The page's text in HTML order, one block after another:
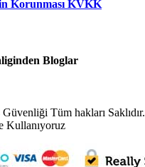
Korunması KVKK
Bloglar
Tüm hakları Saklıdır.
Kullanıyoruz